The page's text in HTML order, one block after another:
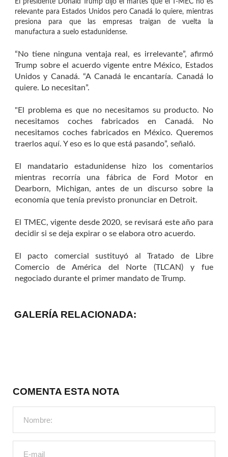
El presidente Donald Trump dijo el martes que el T-MEC no es
relevante para Estados Unidos pero Canadá lo quiere, mientras
presiona para que las empresas traigan de vuelta la
manufactura a suelo estadunidense.
“No tiene ninguna ventaja real, es irrelevante”, afirmó
Trump sobre el acuerdo vigente entre México, Estados
Unidos y Canadá. “A Canadá le encantaría. Canadá lo
quiere. Lo necesitan”.
"El problema es que no necesitamos su producto. No
necesitamos coches fabricados en Canadá. No
necesitamos coches fabricados en México. Queremos
traerlos aquí. Y eso es lo que está pasando”, señaló.
El mandatario estadunidense hizo los comentarios
mientras recorría una fábrica de Ford Motor en
Dearborn, Michigan, antes de un discurso sobre la
economía que tenía previsto pronunciar en Detroit.
El TMEC, vigente desde 2020, se revisará este año para
decidir si se deja expirar o se elabora otro acuerdo.
El pacto comercial sustituyó al Tratado de Libre
Comercio de América del Norte (TLCAN) y fue
negociado durante el primer mandato de Trump.
GALERÍA RELACIONADA:
COMENTA ESTA NOTA